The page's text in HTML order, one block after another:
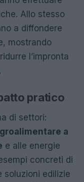
Allo stesso
a diffondere
mostrando
l’impronta
pratico
di settori:
a
e alle energie
concreti di
soluzioni edilizie